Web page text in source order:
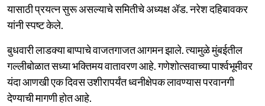
यासाठी प्रयत्न सुरू असल्याचे समितीचे अध्यक्ष ॲड. नरेश दहिबावकर
यांनी स्पष्ट केले.
बुधवारी लाडक्या बाप्पाचे वाजतगाजत आगमन झाले. त्यामुळे मुंबईतील
गल्लीबोळात सध्या भक्तिमय वातावरण आहे. गणेशोत्सवाच्या पार्श्वभूमीवर
यंदा आणखी एक दिवस उशीरापर्यंत ध्वनीक्षेपक लावण्यास परवानगी
देण्याची मागणी होत आहे.